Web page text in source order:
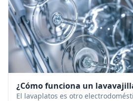
¿Cómo funciona un
El lavaplatos es otro